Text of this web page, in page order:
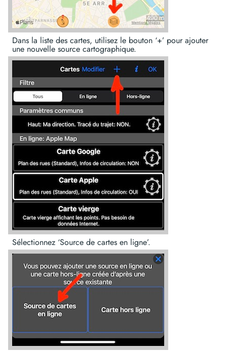
Dans la liste des cartes, utilisez le bouton ‘+’ pour ajouter
une nouvelle source cartographique.
Sélectionnez ‘Source de cartes en ligne’.